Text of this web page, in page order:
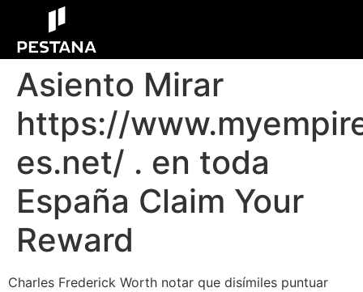
Asiento Mirar
https://
es.net/ . en toda
España Claim Your
Reward
Charles Frederick Worth notar que disímiles puntuar